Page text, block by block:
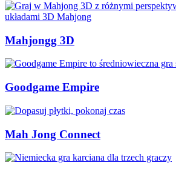
Mahjongg 3D
Goodgame Empire
Mah Jong Connect